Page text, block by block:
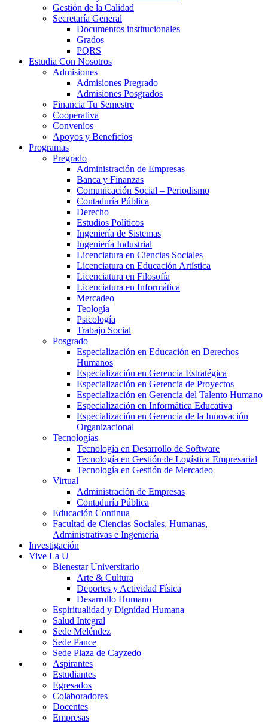
Gestión de la Calidad
Secretaría General
Documentos institucionales
Grados
PQRS
Estudia Con Nosotros
Admisiones
Admisiones Pregrado
Admisiones Posgrados
Financia Tu Semestre
Cooperativa
Convenios
Apoyos y Beneficios
Programas
Pregrado
Administración de Empresas
Banca y Finanzas
Comunicación Social – Periodismo
Contaduría Pública
Derecho
Estudios Políticos
Ingeniería de Sistemas
Ingeniería Industrial
Licenciatura en Ciencias Sociales
Licenciatura en Educación Artística
Licenciatura en Filosofía
Licenciatura en Informática
Mercadeo
Teología
Psicología
Trabajo Social
Posgrado
Especialización en Educación en Derechos
Humanos
Especialización en Gerencia Estratégica
Especialización en Gerencia de Proyectos
Especialización en Gerencia del Talento Humano
Especialización en Informática Educativa
Especialización en Gerencia de la Innovación
Organizacional
Tecnologías
Tecnología en Desarrollo de Software
Tecnología en Gestión de Logística Empresarial
Tecnología en Gestión de Mercadeo
Virtual
Administración de Empresas
Contaduría Pública
Educación Continua
Facultad de Ciencias Sociales, Humanas,
Administrativas e Ingeniería
Investigación
Vive La U
Bienestar Universitario
Arte & Cultura
Deportes y Actividad Física
Desarrollo Humano
Espiritualidad y Dignidad Humana
Salud Integral
Sede Meléndez
Sede Pance
Sede Plaza de Cayzedo
Aspirantes
Estudiantes
Egresados
Colaboradores
Docentes
Empresas